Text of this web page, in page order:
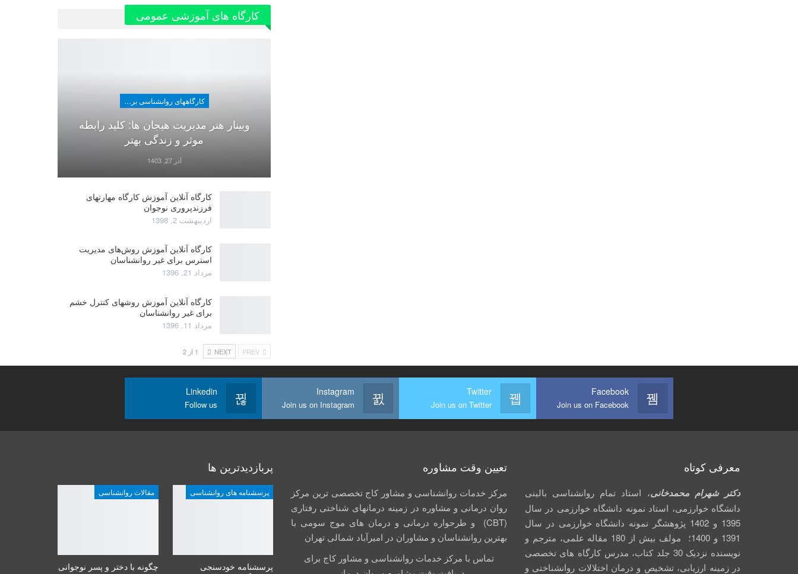
کارگاه های آموزشی عمومی
کارگاههای روانشناسی برای عموم
وبینار هنر مدیریت هیجان ها: کلید رابطه
موثر و زندگی بهتر
آذر 27, 1403
کارگاه آنلاین آموزش کارگاه مهارتهای
فرزندپروری نوجوان
اردیبهشت 2, 1398
کارگاه آنلاین آموزش روش‌های مدیریت
استرس برای غیر روانشناسان
مرداد 21, 1396
کارگاه آنلاین آموزش روشهای کنترل خشم
برای غیر روانشناسان
مرداد 11, 1396
NEXT 1 از 2
Facebook
Join us on Facebook
Twitter
Join us on Twitter
Instagram
Join us on Instagram
Linkedin
Follow us
معرفی کوتاه
دکتر شهرام محمدخانی، استاد تمام روانشناسی بالینی
دانشگاه خوارزمی، استاد نمونه دانشگاه خوارزمی در سال
1395 و 1402 پژوهشگر نمونه دانشگاه خوارزمی در سال
1391 و 1400؛ مولف بیش از 180 مقاله علمی، مترجم و
نویسنده نزدیک 30 جلد کتاب، مدرس کارگاه­ های تخصصی
در زمینه ارزیابی، تشخیص و درمان اختلالات روانشناختی و
تعیین وقت مشاوره
مرکز خدمات روانشناسی و مشاور کاج تخصصی‏ ترین مرکز
روان درمانی و مشاوره در زمینه درمان‏های شناختی رفتاری
(CBT) و طرحواره درمانی و درمان های موج سومی با
بهترین روانشناسان و مشاوران در امیرآباد شمالی تهران
تماس با مرکز خدمات روانشناسی و مشاور کاج برای
پربازدیدترین ها
پرسشنامه های روانشناسی
پرسشنامه خودسنجی
مقالات روانشناسی
چگونه با دختر و پسر نوجوانی